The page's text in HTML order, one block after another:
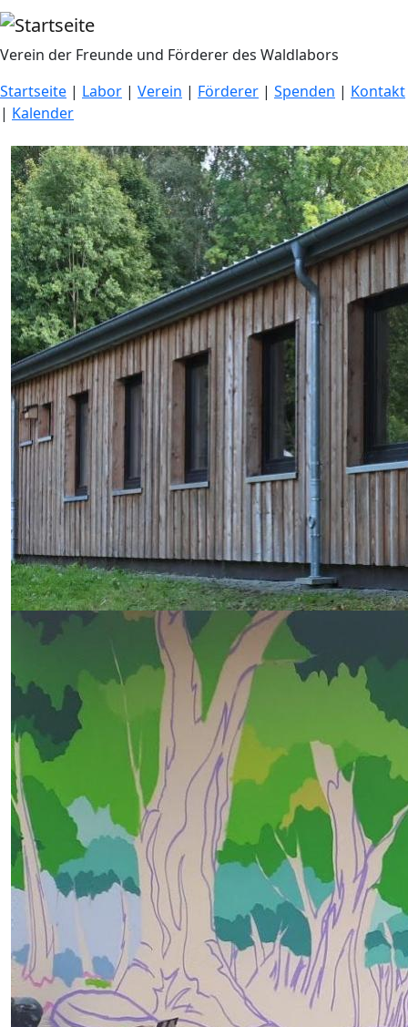
Direkt zum Inhalt
Verein der Freunde und Förderer des Waldlabors
Startseite | Labor | Verein | Förderer | Spenden | Kontakt
| Kalender